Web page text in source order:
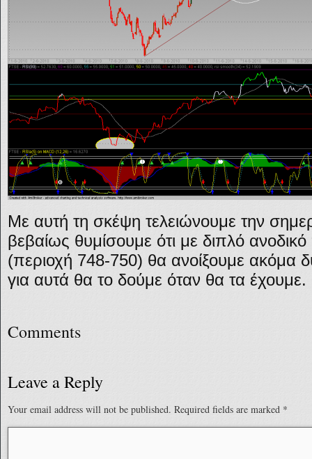
Με αυτή τη σκέψη τελειώνουμε την
βεβαίως θυμίσουμε ότι με διπλό
(περιοχή 748-750) θα ανοίξουμε ακόμα
για αυτά θα το δούμε όταν θα τα έχουμε.
Comments
Leave a Reply
Your email address will not be published. Required fields are marked *